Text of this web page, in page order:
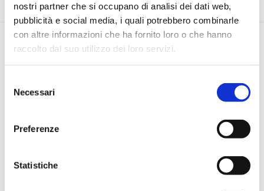
nostri partner che si occupano di analisi dei dati web,
pubblicità e social media, i quali potrebbero combinarle
con altre informazioni che ha fornito loro o che hanno
raccolto dal suo utilizzo dei loro servizi.
delNecessari
Preferenze
Statistiche
TEL |